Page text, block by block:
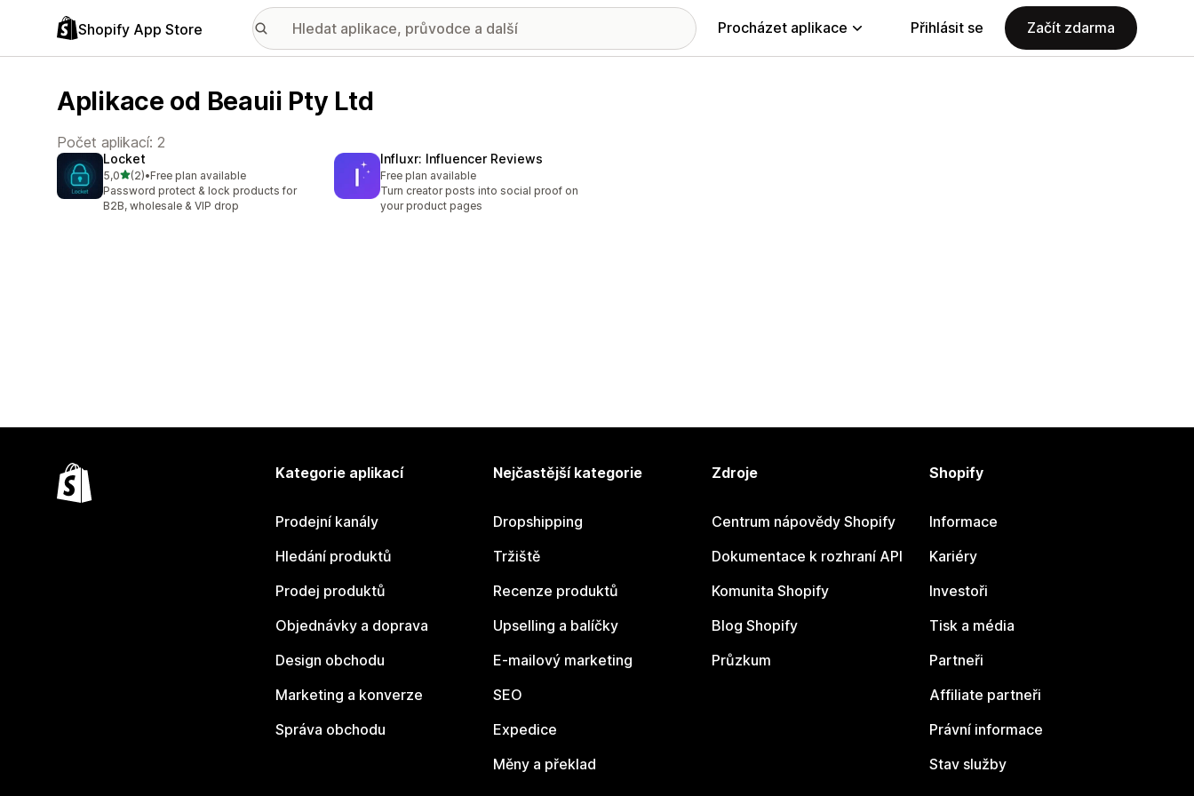
Shopify App Store Procházet aplikace Přihlásit se Začít zdarma
Aplikace od Beauii Pty Ltd
Počet aplikací: 2
Locket
5,0z 5 hvězd
(2)
Celkový počet recenzí: 2
•Free plan available
Password protect & lock products for
B2B, wholesale & VIP drop
Influxr: Influencer Reviews
Free plan available
Turn creator posts into social proof on
your product pages
Kategorie aplikací
Prodejní kanály
Hledání produktů
Prodej produktů
Objednávky a doprava
Design obchodu
Marketing a konverze
Správa obchodu
Nejčastější kategorie
Dropshipping
Tržiště
Recenze produktů
Upselling a balíčky
E-mailový marketing
SEO
Expedice
Měny a překlad
Zdroje
Centrum nápovědy Shopify
Dokumentace k rozhraní API
Komunita Shopify
Blog Shopify
Průzkum
Shopify
Informace
Kariéry
Investoři
Tisk a média
Partneři
Affiliate partneři
Právní informace
Stav služby